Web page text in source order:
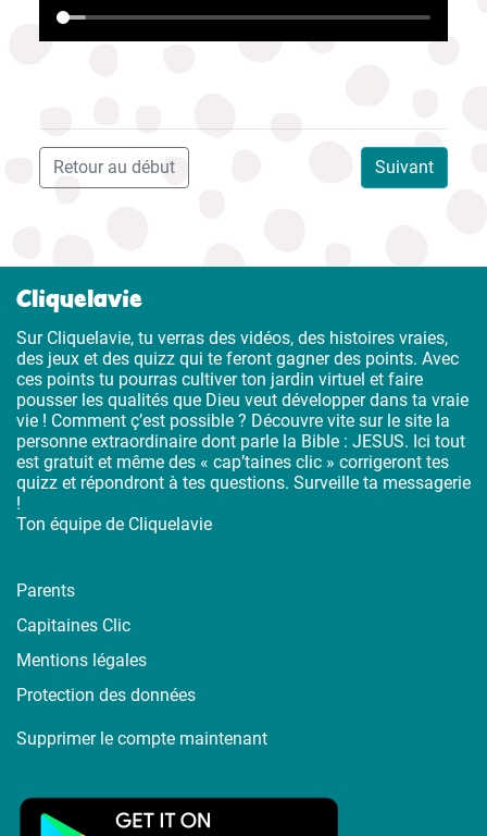
Suivant
Retour au début
Cliquelavie
Sur Cliquelavie, tu verras des vidéos, des histoires vraies,
des jeux et des quizz qui te feront gagner des points. Avec
ces points tu pourras cultiver ton jardin virtuel et faire
pousser les qualités que Dieu veut développer dans ta vraie
vie ! Comment ç’est possible ? Découvre vite sur le site la
personne extraordinaire dont parle la Bible : JESUS. Ici tout
est gratuit et même des « cap’taines clic » corrigeront tes
quizz et répondront à tes questions. Surveille ta messagerie
!
Ton équipe de Cliquelavie
Parents
Capitaines Clic
Mentions légales
Protection des données
Supprimer le compte maintenant